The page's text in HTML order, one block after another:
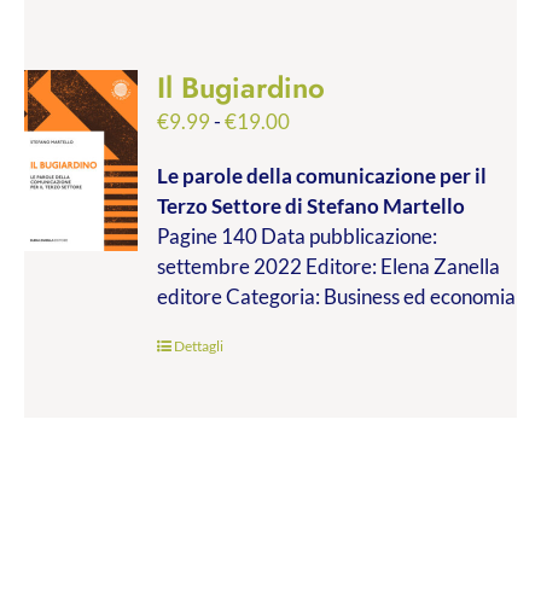
Il Bugiardino
€9.99-€19.00Fascia
prezzo:
da
€9.99
a
€19.00
Le parole della comunicazione per il
Terzo Settoredi Stefano Martello
Pagine 140 Data pubblicazione:
settembre 2022 Editore: Elena Zanella
editore Categoria: Business ed economia
Dettagli